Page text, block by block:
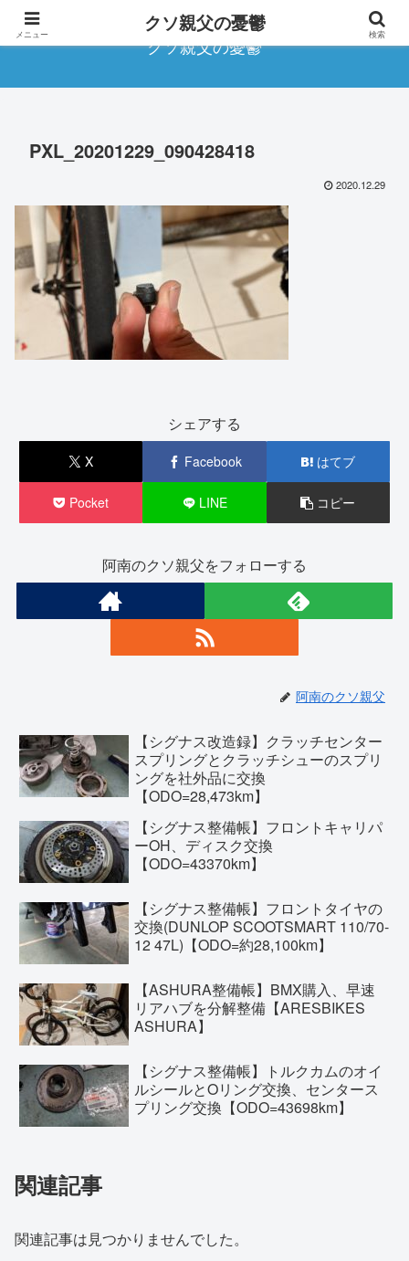
クソ親父の憂鬱
PXL_20201229_090428418
2020.12.29
シェアする
X Facebook はてブ
Pocket LINE コピー
阿南のクソ親父をフォローする
阿南のクソ親父
【シグナス改造録】クラッチセンター
スプリングとクラッチシューのスプリ
ングを社外品に交換
【ODO=28,473km】
【シグナス整備帳】フロントキャリパ
ーOH、ディスク交換
【ODO=43370km】
【シグナス整備帳】フロントタイヤの
交換(DUNLOP SCOOTSMART 110/70-
12 47L)【ODO=約28,100km】
【ASHURA整備帳】BMX購入、早速
リアハブを分解整備【ARESBIKES
ASHURA】
【シグナス整備帳】トルクカムのオイ
ルシールとOリング交換、センタース
プリング交換【ODO=43698km】
関連記事
関連記事は見つかりませんでした。
メニュー クソ親父の憂鬱 検索